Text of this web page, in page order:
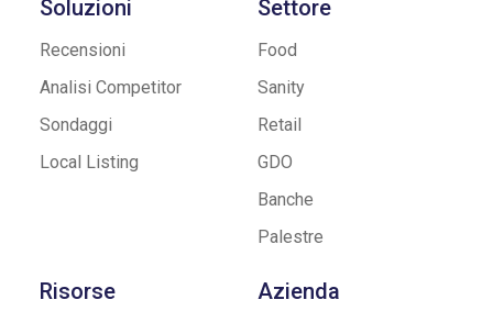
Soluzioni
Recensioni
Analisi Competitor
Sondaggi
Local Listing
Settore
Food
Sanity
Retail
GDO
Banche
Palestre
Risorse Azienda